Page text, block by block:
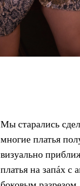
Мы старались
многие платья
визуально
платья на запáх